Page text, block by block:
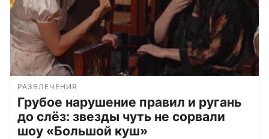
РАЗВЛЕЧЕНИЯ
Грубое нарушение правил и ругань
до слёз: звезды чуть не сорвали
шоу «Большой куш»